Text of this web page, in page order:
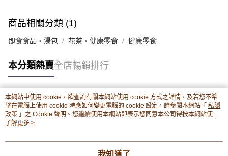
每筆HK$80.00，滿HK$380.00或以上免運費
付款後門市自取 (3-6天可到店取) (取貨請自備購物袋)
每筆HK$80.00，滿HK$380.00或以上免運費
商品相關分類 (1)
即食食品・湯包 花茶・健康零食 健康零食
本分類熱賣全店暢銷排行
熱門標籤
熱銷排行
本網站中使用 cookie，欲查詢有關本網站使用 cookie 方式之詳情，及若您不希
望在電腦上使用 cookie 時應如何變更電腦的 cookie 設定，請參閱本網站「 私隱
政策 」之 Cookie 聲明。您繼續使用本網站即表示您同意本公司得按本網站使用
條款之 Cookie 聲明使用 cookie。
了解更多 >
我知道了